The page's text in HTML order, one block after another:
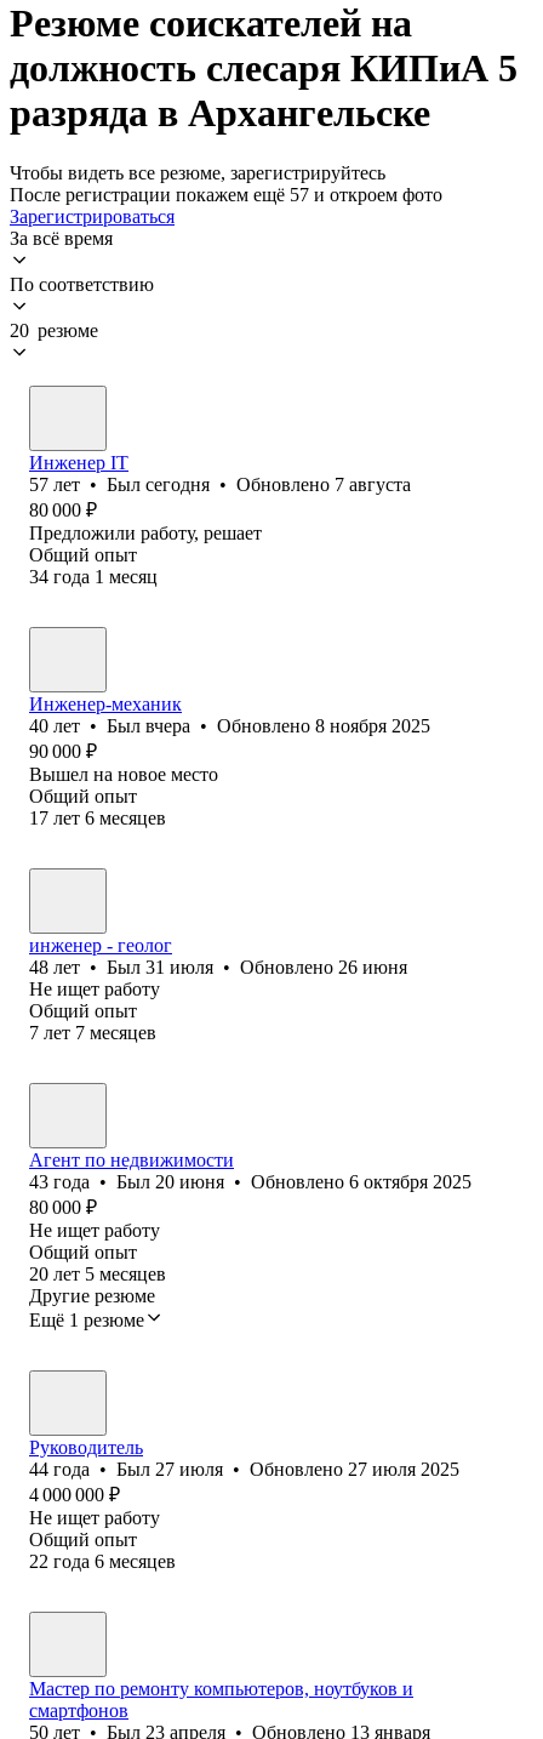
Резюме соискателей на
должность слесаря КИПиА 5
разряда в Архангельске
Чтобы видеть все резюме, зарегистрируйтесь
После регистрации покажем ещё 57 и откроем фото
Зарегистрироваться
За всё время
По соответствию
20 резюме
Инженер IT
57 лет • Был сегодня • Обновлено 7 августа
80 000 ₽
Предложили работу, решает
Общий опыт
34 года 1 месяц
Инженер-механик
40 лет • Был вчера • Обновлено 8 ноября 2025
90 000 ₽
Вышел на новое место
Общий опыт
17 лет 6 месяцев
инженер - геолог
48 лет • Был 31 июля • Обновлено 26 июня
Не ищет работу
Общий опыт
7 лет 7 месяцев
Агент по недвижимости
43 года • Был 20 июня • Обновлено 6 октября 2025
80 000 ₽
Не ищет работу
Общий опыт
20 лет 5 месяцев
Другие резюме
Ещё 1 резюме
Руководитель
44 года • Был 27 июля • Обновлено 27 июля 2025
4 000 000 ₽
Не ищет работу
Общий опыт
22 года 6 месяцев
Мастер по ремонту компьютеров, ноутбуков и
смартфонов
50 лет • Был 23 апреля • Обновлено 13 января